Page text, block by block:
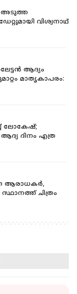
അടുത്ത
വിശ്വനാഥ്
ആദ്യം
മാതൃകാപരം:
ലോകേഷ്;
ദിനം എത്ര
ആരാധകർ,
ചിത്രം